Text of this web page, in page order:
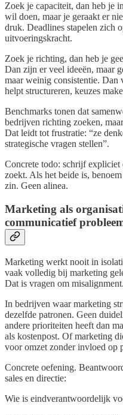
Zoek je capaciteit, dan heb je
wil doen, maar je geraakt er
druk. Deadlines stapelen zich
uitvoeringskracht.
Zoek je richting, dan heb je
Dan zijn er veel ideeën, maar
maar weinig consistentie. Dan
helpt structureren, keuzes
Benchmarks tonen dat
bedrijven richting zoeken,
Dat leidt tot frustratie: “ze
strategische vragen stellen”.
Concrete todo: schrijf
zoekt. Als het beide is,
zin. Geen alinea.
Marketing als
communicatief
Marketing werkt nooit in
vaak volledig bij marketing
Dat is vragen om misalignment.
In bedrijven waar marketing
dezelfde patronen. Geen
andere prioriteiten heeft dan
als kostenpost. Of marketing
voor omzet zonder invloed op
Concrete oefening.
sales en directie:
Wie is eindverantwoordelijk